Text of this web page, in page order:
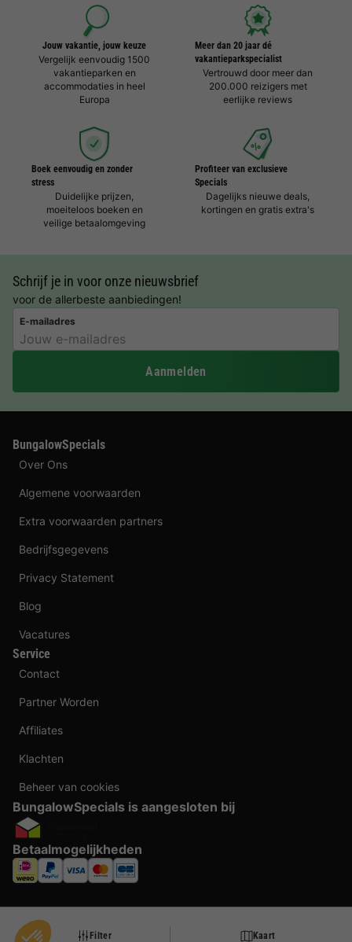
Filter Kaart
Jouw vakantie, jouw keuze
Vergelijk eenvoudig 1500
vakantieparken en
accommodaties in heel
Europa
Meer dan 20 jaar dé
vakantieparkspecialist
Vertrouwd door meer dan
200.000 reizigers met
eerlijke reviews
Boek eenvoudig en zonder
stress
Duidelijke prijzen,
moeiteloos boeken en
veilige betaalomgeving
Profiteer van exclusieve
Specials
Dagelijks nieuwe deals,
kortingen en gratis extra's
Schrijf je in voor onze nieuwsbrief
voor de allerbeste aanbiedingen!
E-mailadres
Aanmelden
BungalowSpecials
Over Ons
Algemene voorwaarden
Extra voorwaarden partners
Bedrijfsgegevens
Privacy Statement
Blog
Vacatures
Service
Contact
Partner Worden
Affiliates
Klachten
Beheer van cookies
BungalowSpecials is aangesloten bij
Betaalmogelijkheden